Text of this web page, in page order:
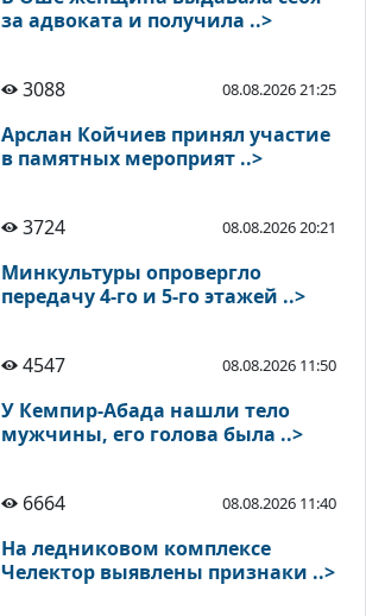
за адвоката и получила ..>
3088 08.08.2026 21:25
Арслан Койчиев принял участие
в памятных мероприят ..>
3724 08.08.2026 20:21
Минкультуры опровергло
передачу 4-го и 5-го этажей ..>
4547 08.08.2026 11:50
У Кемпир-Абада нашли тело
мужчины, его голова была ..>
6664 08.08.2026 11:40
На ледниковом комплексе
Челектор выявлены признаки ..>